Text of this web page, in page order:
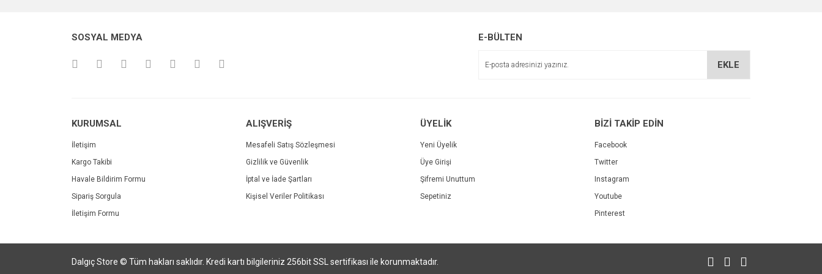
Ürün açıklamasında eksik bilgiler bulunuyor.
SOSYAL MEDYA E-BÜLTEN
EKLE
KURUMSAL
İletişim
Kargo Takibi
Havale Bildirim Formu
Sipariş Sorgula
İletişim Formu
ALIŞVERİŞ
Mesafeli Satış Sözleşmesi
Gizlilik ve Güvenlik
İptal ve İade Şartları
Kişisel Veriler Politikası
ÜYELİK
Yeni Üyelik
Üye Girişi
Şifremi Unuttum
Sepetiniz
BİZİ TAKİP EDİN
Facebook
Twitter
Instagram
Youtube
Pinterest
Dalgıç Store © Tüm hakları saklıdır. Kredi kartı bilgileriniz 256bit SSL sertifikası ile korunmaktadır.